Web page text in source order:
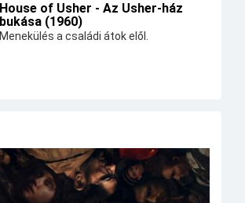
House of Usher - Az Usher-ház
bukása (1960)
Menekülés a családi átok elől.